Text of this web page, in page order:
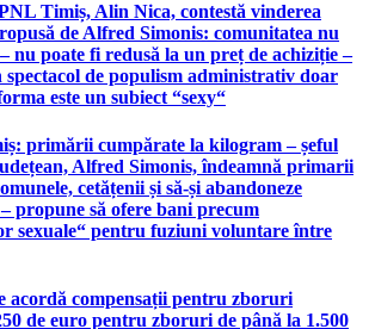
Timiș, Alin Nica, contestă vinderea
de Alfred Simonis: comunitatea nu
nu poate fi redusă la un preț de achiziție –
spectacol de populism administrativ doar
este un subiect “sexy“
primării cumpărate la kilogram – șeful
Alfred Simonis, îndeamnă primarii
cetățenii și să-și abandoneze
propune să ofere bani precum
sexuale“ pentru fuziuni voluntare între
acordă compensații pentru zboruri
de euro pentru zboruri de până la 1.500